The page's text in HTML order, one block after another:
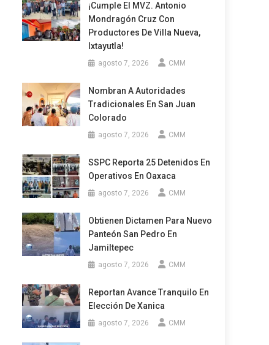
¡Cumple El MVZ. Antonio
Mondragón Cruz Con
Productores De Villa Nueva,
Ixtayutla!
agosto 7, 2026 CMM
Nombran A Autoridades
Tradicionales En San Juan
Colorado
agosto 7, 2026 CMM
SSPC Reporta 25 Detenidos En
Operativos En Oaxaca
agosto 7, 2026 CMM
Obtienen Dictamen Para Nuevo
Panteón San Pedro En
Jamiltepec
agosto 7, 2026 CMM
Reportan Avance Tranquilo En
Elección De Xanica
agosto 7, 2026 CMM